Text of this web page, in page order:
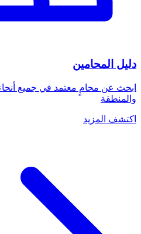
دليل المحامين
ابحث عن محامٍ معتمد في جميع
والمنطقة
اكتشف المزيد